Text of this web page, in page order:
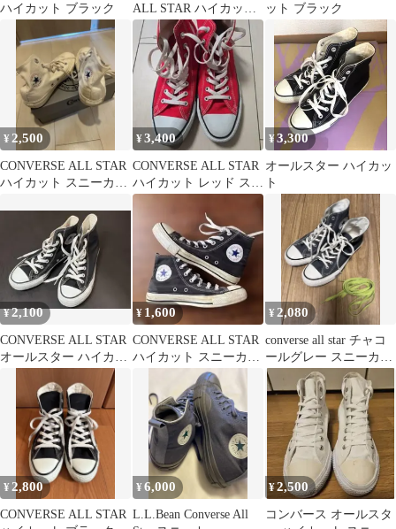
ハイカット ブラック
ALL STAR ハイカット
8 26.0cm
ット ブラック
¥ 2,500
CONVERSE ALL STAR
ハイカット スニーカー
¥3,400
CONVERSE ALL STAR
ハイカット レッド スニ
ーカー
¥3,300
オールスター ハイカッ
ト
¥2,100
CONVERSE ALL STAR
オールスター ハイカッ
¥ 1,600
CONVERSE ALL STAR
ハイカット スニーカー
ブラックUS5.5
¥2,080
converse all star チャコ
ールグレー スニーカ
ー グリーン
¥2,800
CONVERSE ALL STAR
¥6,000
L.L.Bean Converse All
¥2,500
コンバース オールスタ